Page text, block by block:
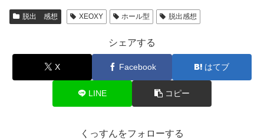
脱出 感想 XEOXY ホール型 脱出感想
シェアする
X Facebook はてブ
LINE コピー
くっすんをフォローする